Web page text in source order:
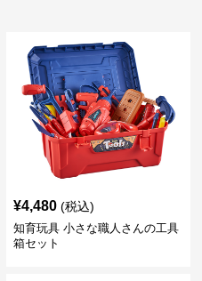
¥4,480 (税込)
知育玩具 小さな職人さんの工具
箱セット